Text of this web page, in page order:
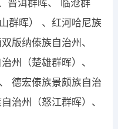
普洱群晖、 临沧群
群晖） 、红河哈尼族
版纳傣族自治州、
州（楚雄群晖）、
德宏傣族景颇族自治
治州（怒江群晖）、